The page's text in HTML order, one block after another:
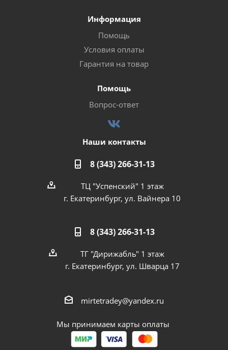
Информация
Помощь
Условия оплаты
Гарантия на товар
Помощь
Вопрос-ответ
Наши контакты
8 (343) 266-31-13
ТЦ "Успенский" 1 этаж
г. Екатеринбург, ул. Вайнера 10
8 (343) 266-31-13
ТГ "Дирижабль" 1 этаж
г. Екатеринбург, ул. Шварца 17
mirtetradey@yandex.ru
Мы принимаем карты оплаты